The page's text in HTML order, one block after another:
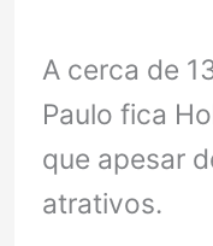
A cerca de
Paulo fica
que apesar
atrativos.